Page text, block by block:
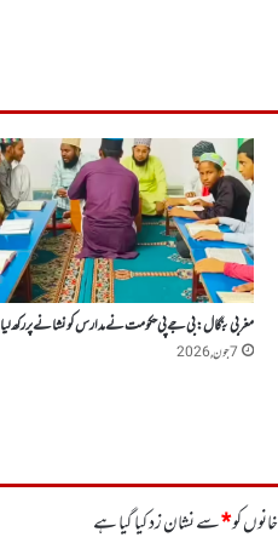
مغربی بنگال: بی جے پی حکومت نے مدارس کو نشانے پر رکھ لیا
7 جون, 2026
کو*سے نشان زد کیا گیا ہے